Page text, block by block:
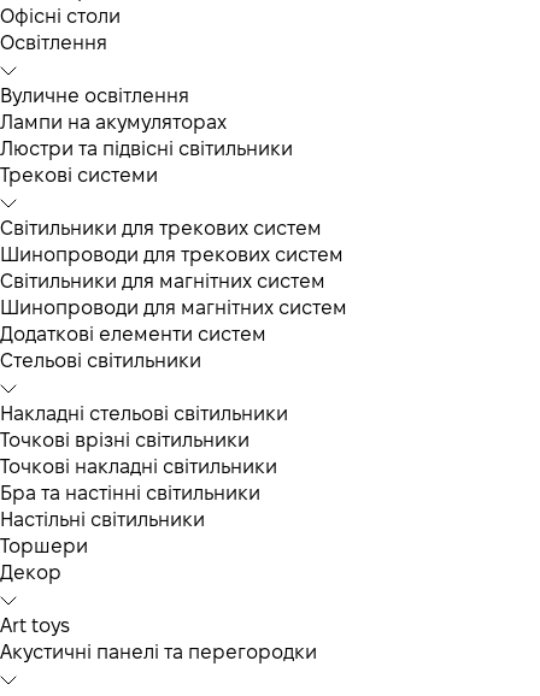
Офісні столи
Освітлення
Вуличне освітлення
Лампи на акумуляторах
Люстри та підвісні світильники
Трекові системи
Світильники для трекових систем
Шинопроводи для трекових систем
Світильники для магнітних систем
Шинопроводи для магнітних систем
Додаткові елементи систем
Cтельові світильники
Накладні стельові світильники
Точкові врізні світильники
Точкові накладні світильники
Бра та настінні світильники
Настільні світильники
Торшери
Декор
Art toys
Акустичні панелі та перегородки